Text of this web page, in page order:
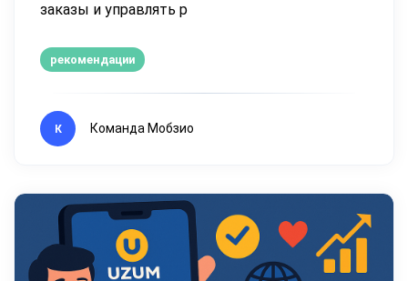
заказы и управлять р
рекомендации
К Команда Мобзио